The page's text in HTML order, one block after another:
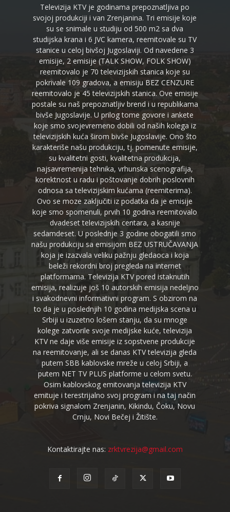
Televizija KTV je godinama prepoznatljiva po
svojoj produkciji i van Zrenjanina. Tri emisije koje
su se snimale u studiju od 500 m2 sa dva
studijska krana i 6 JVC kamera, reemitovale su TV
stanice u celoj bivšoj Jugoslaviji. Od navedene 3
emisije, 2 emisije (TALK SHOW, FOLK SHOW)
reemitovalo je 70 televizijskih stanica koje su
pokrivale 109 gradova, a emisiju BEZ CENZURE
reemitovalo je 45 televizijskih stanica. Ove emisije
postale su naš prepoznatljiv brend i u republikama
bivše Jugoslavije. U prilog tome govore i ankete
koje smo svojevremeno dobili od naših kolega iz
televizijskih kuća širom bivše Jugoslavije. Ono što
karakteriše našu produkciju, tj. pomenute emisije,
su kvalitetni gosti, kvalitetna produkcija,
najsavremenija tehnika, vrhunska scenografija,
korektnost u radu i poštovanje dobrih poslovnih
odnosa sa televizijskim kućama (reemiterima).
Ovo se moze zaključiti iz podatka da je emisije
koje smo spomenuli, prvih 10 godina reemitovalo
dvadeset televizijskih centara, a kasnije
sedamdeset. U poslednje 3 godine obogatili smo
našu produkciju sa emisijom BEZ USTRUČAVANJA
koja je izazvala veliku pažnju gledaoca i koja
beleži rekordni broj pregleda na internet
platformama. Televizija KTV pored istaknutih
emisija, realizuje još 10 autorskih emisija nedeljno
i svakodnevni informativni program. S obzirom na
to da je u poslednjih 10 godina medijska scena u
Srbiji u izuzetno lošem stanju, da su mnoge
kolege zatvorile svoje medijske kuće, televizija
KTV ne daje više emisije iz sopstvene produkcije
na reemitovanje, ali se danas KTV televizija gleda
putem SBB kablovske mreže u celoj Srbiji, a
putem NET TV PLUS platforme u celom svetu.
Osim kablovskog emitovanja televizija KTV
emituje i terestrijalno svoj program i na taj način
pokriva signalom Zrenjanin, Kikindu, Čoku, Novu
Crnju, Novi Bečej i Žitište.
Kontaktirajte nas: zrktvrezija@gmail.com